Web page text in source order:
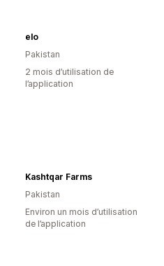
elo
Pakistan
2 mois d’utilisation de
l’application
Kashtqar Farms
Pakistan
Environ un mois d’utilisation
de l’application